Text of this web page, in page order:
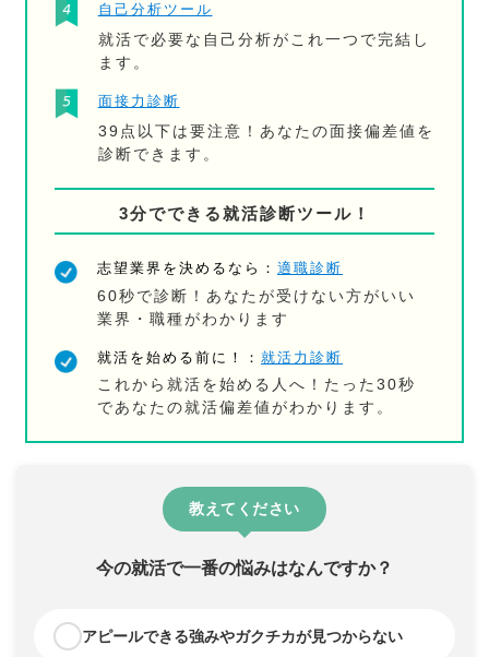
自己分析ツール
就活で必要な自己分析がこれ一つで完結し
ます。
面接力診断
39点以下は要注意！あなたの面接偏差値を
診断できます。
3分でできる就活診断ツール！
志望業界を決めるなら：適職診断
60秒で診断！あなたが受けない方がいい
業界・職種がわかります
就活を始める前に！：就活力診断
これから就活を始める人へ！たった30秒
であなたの就活偏差値がわかります。